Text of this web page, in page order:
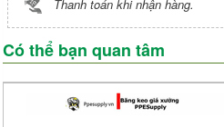
Thanh toán khi nhận hàng.
Có thể bạn quan tâm